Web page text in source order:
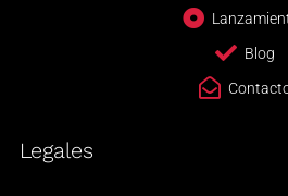
Blog
Legales